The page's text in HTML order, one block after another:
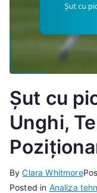
Șut cu
Unghi,
ByClara Whitmore
Posted in Analiza